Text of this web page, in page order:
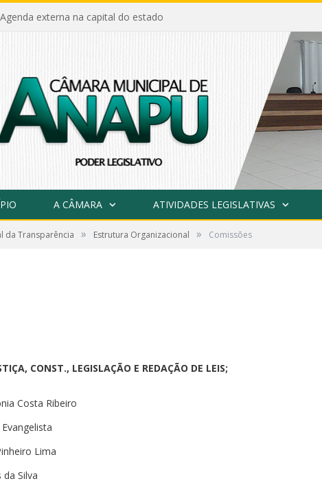
Agenda externa na capital do estado
A CÂMARA ATIVIDADES LEGISLATIVAS
da Transparência » Estrutura Organizacional » Comissões
CONST., LEGISLAÇÃO E REDAÇÃO DE LEIS;
Costa Ribeiro
Lima
da Silva